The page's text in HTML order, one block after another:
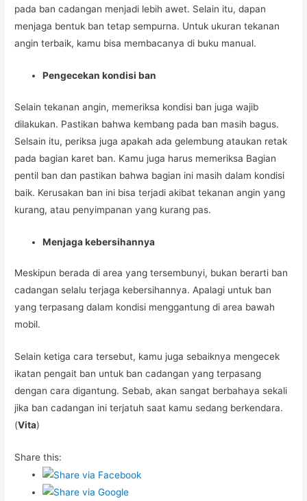
pada ban cadangan menjadi lebih awet. Selain itu, dapan
menjaga bentuk ban tetap sempurna. Untuk ukuran tekanan
angin terbaik, kamu bisa membacanya di buku manual.
Pengecekan kondisi ban
Selain tekanan angin, memeriksa kondisi ban juga wajib
dilakukan. Pastikan bahwa kembang pada ban masih bagus.
Selsain itu, periksa juga apakah ada gelembung ataukan retak
pada bagian karet ban. Kamu juga harus memeriksa Bagian
pentil ban dan pastikan bahwa bagian ini masih dalam kondisi
baik. Kerusakan ban ini bisa terjadi akibat tekanan angin yang
kurang, atau penyimpanan yang kurang pas.
Menjaga kebersihannya
Meskipun berada di area yang tersembunyi, bukan berarti ban
cadangan selalu terjaga kebersihannya. Apalagi untuk ban
yang terpasang dalam kondisi menggantung di area bawah
mobil.
Selain ketiga cara tersebut, kamu juga sebaiknya mengecek
ikatan pengait ban untuk ban cadangan yang terpasang
dengan cara digantung. Sebab, akan sangat berbahaya sekali
jika ban cadangan ini terjatuh saat kamu sedang berkendara.
(Vita)
Share this: